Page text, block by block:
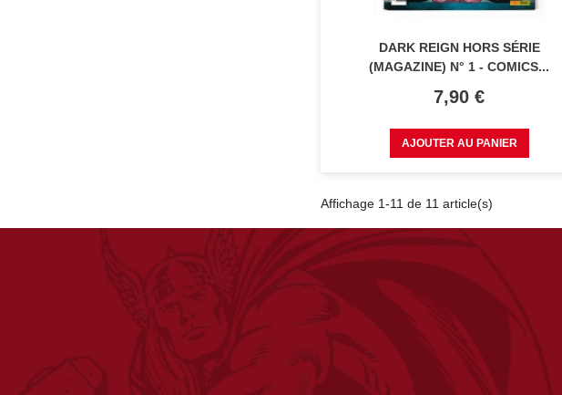
DARK REIGN HORS SÉRIE
(MAGAZINE) N° 1 - COMICS...
Prix
7,90 €
AJOUTER AU PANIER
Affichage 1-11 de 11 article(s)